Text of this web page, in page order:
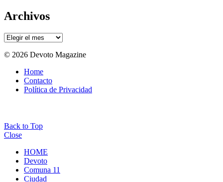
Archivos
Archivos
© 2026 Devoto Magazine
Home
Contacto
Política de Privacidad
Back to Top
Close
HOME
Devoto
Comuna 11
Ciudad